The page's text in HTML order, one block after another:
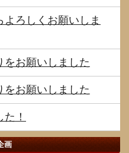
よろしくお願いしま
をお願いしました
をお願いしました
！
画